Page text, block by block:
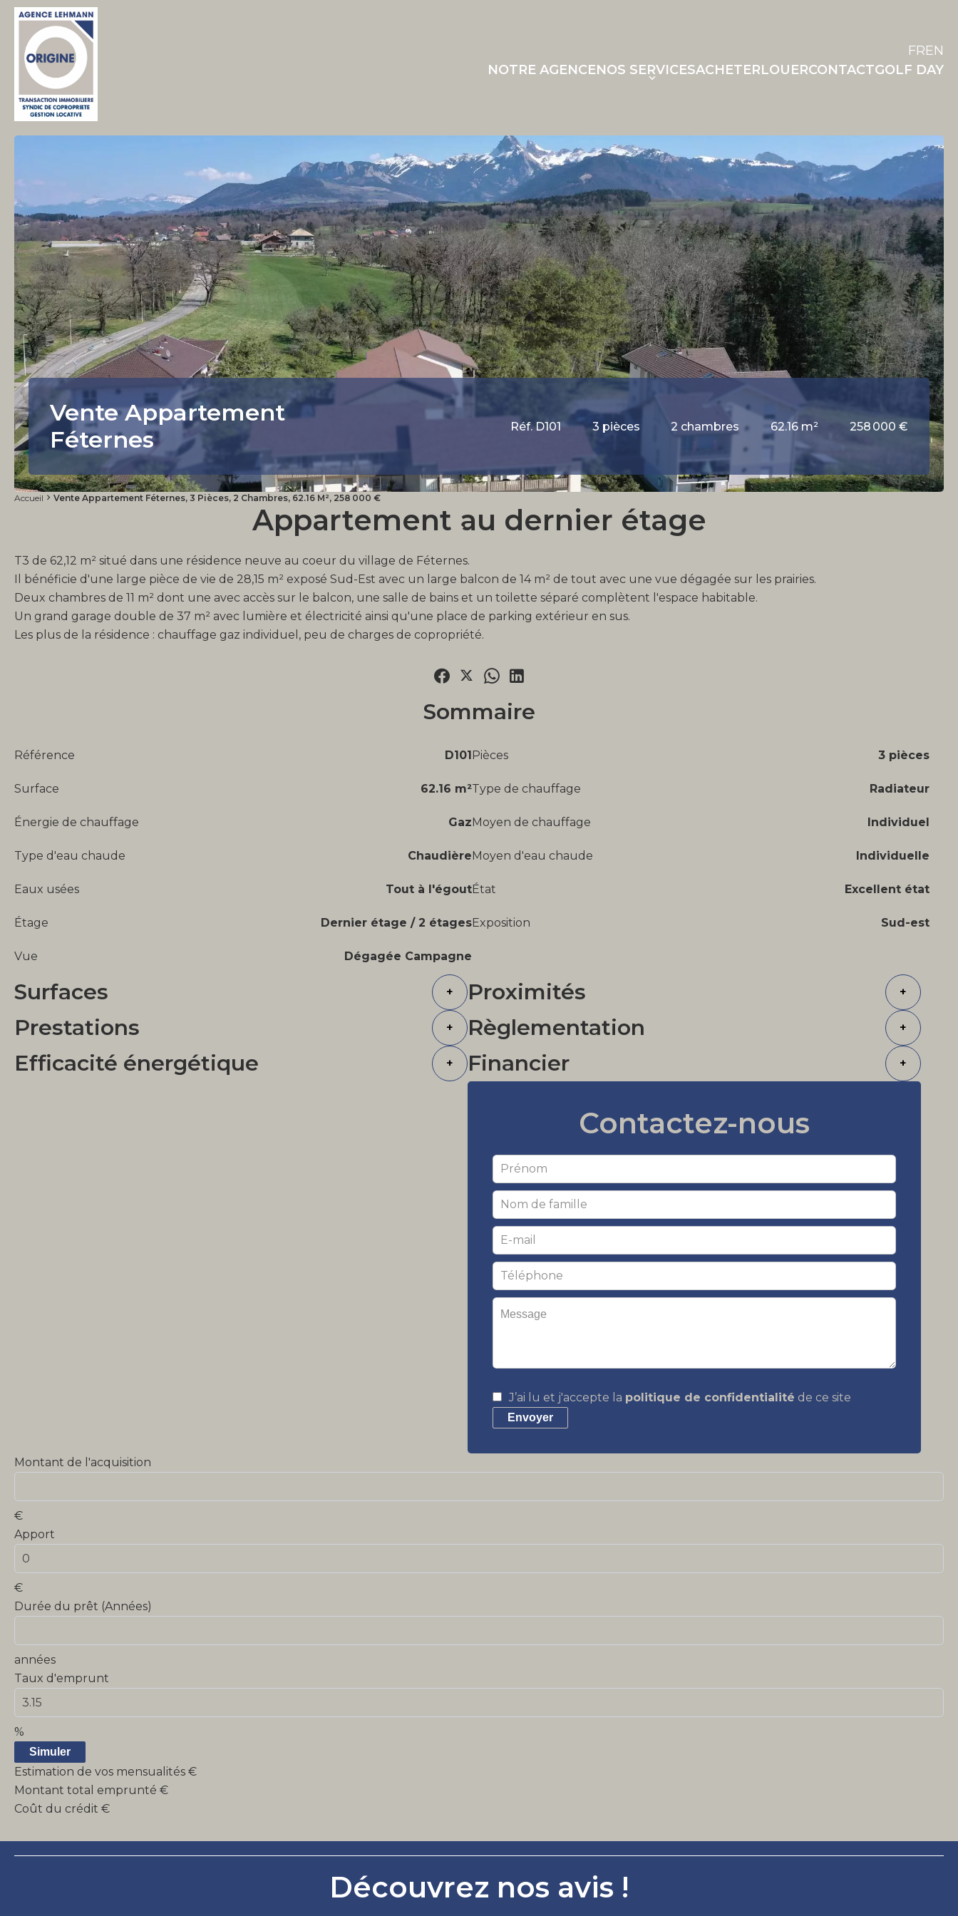
FREN
NOTRE AGENCENOS SERVICESACHETERLOUERCONTACTGOLF DAY
Vente Appartement
Féternes
Réf. D101 3 pièces 2 chambres 62.16 m² 258 000 €
Accueil Vente Appartement Féternes, 3 Pièces, 2 Chambres, 62.16 M², 258 000 €
Appartement au dernier étage
T3 de 62,12 m² situé dans une résidence neuve au coeur du village de Féternes.
Il bénéficie d'une large pièce de vie de 28,15 m² exposé Sud-Est avec un large balcon de 14 m² de tout avec une vue dégagée sur les prairies.
Deux chambres de 11 m² dont une avec accès sur le balcon, une salle de bains et un toilette séparé complètent l'espace habitable.
Un grand garage double de 37 m² avec lumière et électricité ainsi qu'une place de parking extérieur en sus.
Les plus de la résidence : chauffage gaz individuel, peu de charges de copropriété.
Sommaire
Référence D101Pièces 3 pièces
Surface 62.16 m²Type de chauffage Radiateur
Énergie de chauffage GazMoyen de chauffage Individuel
Type d'eau chaude ChaudièreMoyen d'eau chaude Individuelle
Eaux usées Tout à l'égoutÉtat Excellent état
Étage Dernier étage / 2 étagesExposition Sud-est
Vue Dégagée Campagne
Surfaces + Proximités +
Prestations + Règlementation +
Efficacité énergétique + Financier +
Contactez-nous
J’ai lu et j'accepte la politique de confidentialité de ce site
Envoyer
Montant de l'acquisition
€
Apport
€
Durée du prêt (Années)
années
Taux d'emprunt
%
Simuler
Estimation de vos mensualités €
Montant total emprunté €
Coût du crédit €
Découvrez nos avis !